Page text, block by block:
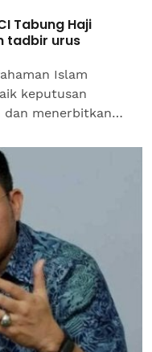
Tabung Haji
tadbir urus
Islam
keputusan
dan menerbitkan